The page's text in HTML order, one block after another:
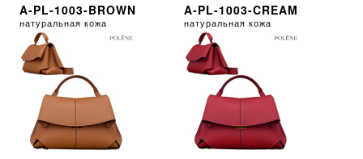
A-PL-1003-BROWN
натуральная кожа
A-PL-1003-CREAM
натуральная кожа